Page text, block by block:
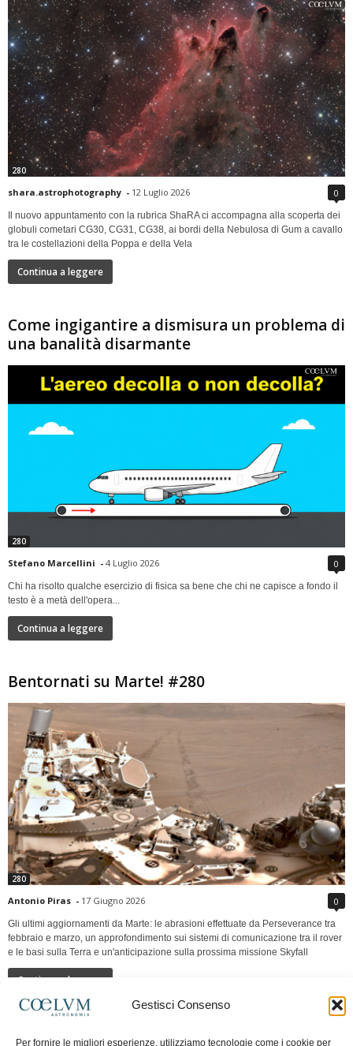
Gestisci Consenso
Per fornire le migliori esperienze, utilizziamo tecnologie come i cookie per
280
shara.astrophotography - 12 Luglio 2026 0
Il nuovo appuntamento con la rubrica ShaRA ci accompagna alla scoperta dei
globuli cometari CG30, CG31, CG38, ai bordi della Nebulosa di Gum a cavallo
tra le costellazioni della Poppa e della Vela
Continua a leggere
Come ingigantire a dismisura un problema di
una banalità disarmante
280
Stefano Marcellini - 4 Luglio 2026 0
Chi ha risolto qualche esercizio di fisica sa bene che chi ne capisce a fondo il
testo è a metà dell'opera...
Continua a leggere
Bentornati su Marte! #280
280
Antonio Piras - 17 Giugno 2026 0
Gli ultimi aggiornamenti da Marte: le abrasioni effettuate da Perseverance tra
febbraio e marzo, un approfondimento sui sistemi di comunicazione tra il rover
e le basi sulla Terra e un'anticipazione sulla prossima missione Skyfall
Continua a leggere